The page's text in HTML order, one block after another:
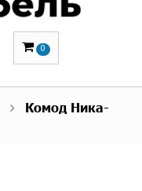
0
Комод Ника-